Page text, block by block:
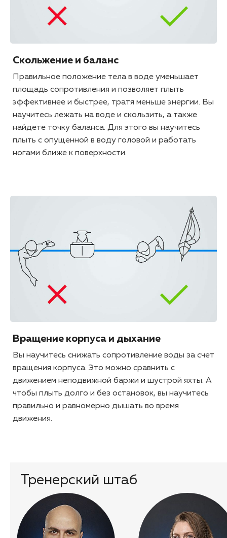
Скольжение и баланс
Правильное положение тела в воде уменьшает
площадь сопротивления и позволяет плыть
эффективнее и быстрее, тратя меньше энергии. Вы
научитесь лежать на воде и скользить, а также
найдете точку баланса. Для этого вы научитесь
плыть с опущенной в воду головой и работать
ногами ближе к поверхности.
Вращение корпуса и дыхание
Вы научитесь снижать сопротивление воды за счет
вращения корпуса. Это можно сравнить с
движением неподвижной баржи и шустрой яхты. А
чтобы плыть долго и без остановок, вы научитесь
правильно и равномерно дышать во время
движения.
Тренерский штаб